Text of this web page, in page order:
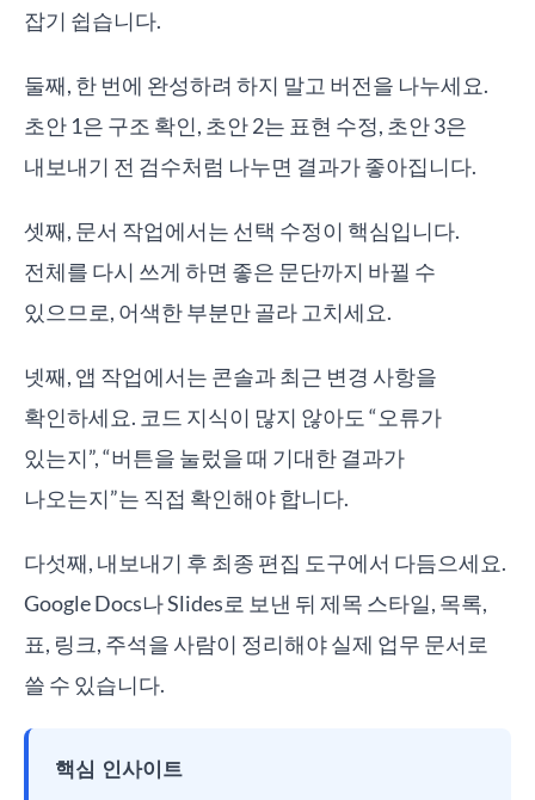
잡기 쉽습니다.
둘째, 한 번에 완성하려 하지 말고 버전을 나누세요.
초안 1은 구조 확인, 초안 2는 표현 수정, 초안 3은
내보내기 전 검수처럼 나누면 결과가 좋아집니다.
셋째, 문서 작업에서는 선택 수정이 핵심입니다.
전체를 다시 쓰게 하면 좋은 문단까지 바뀔 수
있으므로, 어색한 부분만 골라 고치세요.
넷째, 앱 작업에서는 콘솔과 최근 변경 사항을
확인하세요. 코드 지식이 많지 않아도 “오류가
있는지”, “버튼을 눌렀을 때 기대한 결과가
나오는지”는 직접 확인해야 합니다.
다섯째, 내보내기 후 최종 편집 도구에서 다듬으세요.
Google Docs나 Slides로 보낸 뒤 제목 스타일, 목록,
표, 링크, 주석을 사람이 정리해야 실제 업무 문서로
쓸 수 있습니다.
핵심 인사이트